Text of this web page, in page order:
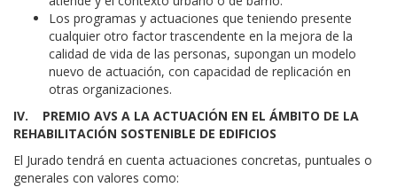
Los programas y actuaciones que teniendo presente
cualquier otro factor trascendente en la mejora de la
calidad de vida de las personas, supongan un modelo
nuevo de actuación, con capacidad de replicación en
otras organizaciones.
IV. PREMIO AVS A LA ACTUACIÓN EN EL ÁMBITO DE LA
REHABILITACIÓN SOSTENIBLE DE EDIFICIOS
El Jurado tendrá en cuenta actuaciones concretas, puntuales o
generales con valores como: